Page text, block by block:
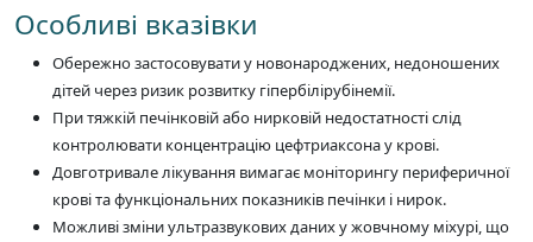
Особливі вказівки
Обережно застосовувати у новонароджених, недоношених
дітей через ризик розвитку гіпербілірубінемії.
При тяжкій печінковій або нирковій недостатності слід
контролювати концентрацію цефтриаксона у крові.
Довготривале лікування вимагає моніторингу периферичної
крові та функціональних показників печінки і нирок.
Можливі зміни ультразвукових даних у жовчному міхурі, що